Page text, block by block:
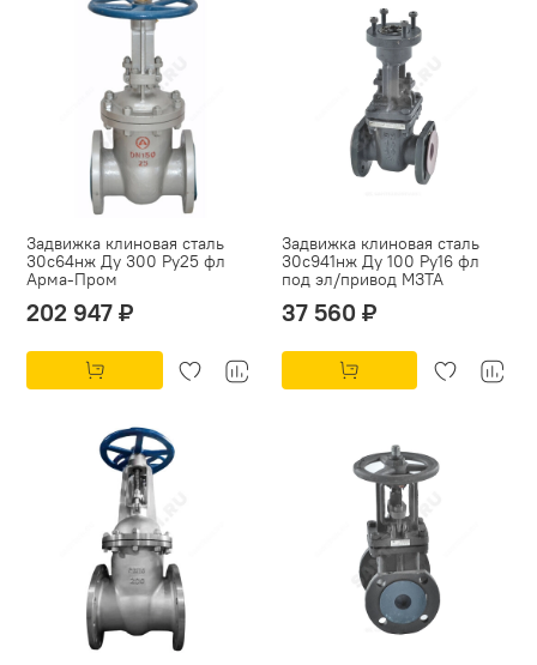
Задвижка клиновая сталь
30с64нж Ду 300 Ру25 фл
Арма-Пром
202 947 ₽
Задвижка клиновая сталь
30с941нж Ду 100 Ру16 фл
под эл/привод МЗТА
37 560 ₽